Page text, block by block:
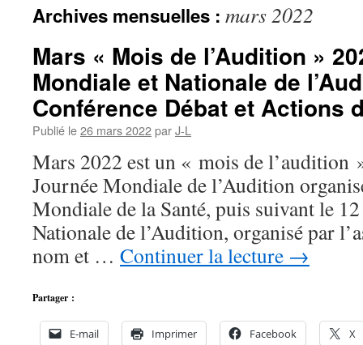
Archives mensuelles : mars 2022
Mars « Mois de l’Audition »
Mondiale et Nationale de
Conférence Débat et Actions
Publié le26 mars 2022parJ-L
Mars 2022 est un « mois de l’audition
Journée Mondiale de l’Audition
Mondiale de la Santé, puis suivant le
Nationale de l’Audition, organisé par
nom et … Continuer la lecture →
Partager :
E-mail Imprimer Facebook X